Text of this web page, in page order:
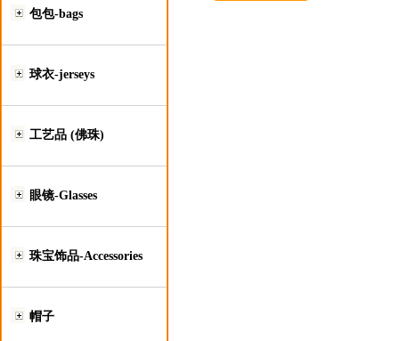
包包-bags
球衣-jerseys
工艺品 (佛珠)
眼镜-Glasses
珠宝饰品-Accessories
帽子